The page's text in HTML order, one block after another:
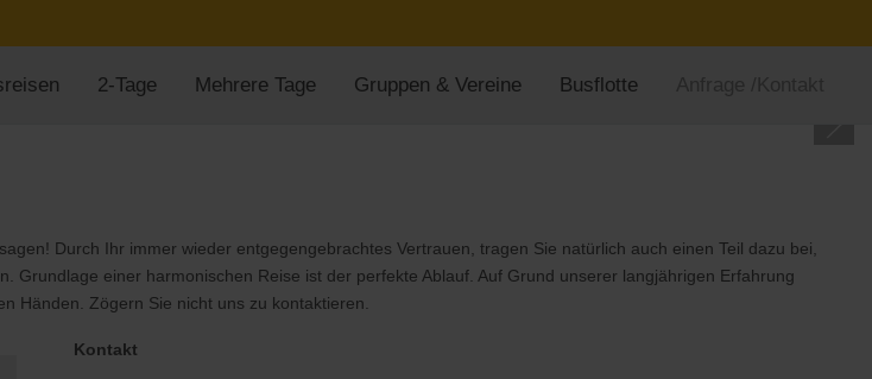
2-Tage Mehrere Tage Gruppen & Vereine Busflotte
Durch Ihr immer wieder entgegengebrachtes Vertrauen, tragen Sie natürlich auch einen Teil dazu bei,
einer harmonischen Reise ist der perfekte Ablauf. Auf Grund unserer langjährigen Erfahrung
Händen. Zögern Sie nicht uns zu kontaktieren.
Kontakt